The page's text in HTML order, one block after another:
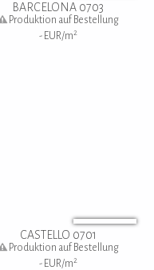
BARCELONA 0703
Produktion auf Bestellung
- EUR/m 2
CASTELLO 0701
Produktion auf Bestellung
- EUR/m 2